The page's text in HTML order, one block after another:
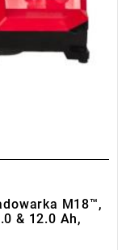
M18™,
& 12.0 Ah,